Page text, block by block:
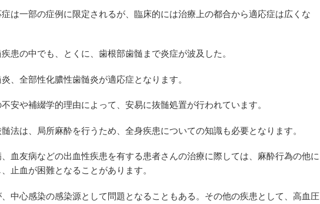
は一部の症例に限定されるが、臨床的には治療上の都合から適応症は広くな
患の中でも、とくに、歯根部歯髄まで炎症が波及した。
、全部性化膿性歯髄炎が適応症となります。
安や補綴学的理由によって、安易に抜髄処置が行われています。
法は、局所麻酔を行うため、全身疾患についての知識も必要となります。
血友病などの出血性疾患を有する患者さんの治療に際しては、麻酔行為の他に
止血が困難となることがあります。
中心感染の感染源として問題となることもある。その他の疾患として、高血圧